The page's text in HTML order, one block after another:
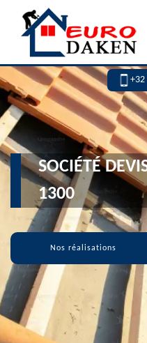
+32
SOCIÉTÉ
1300
Nos réalisations